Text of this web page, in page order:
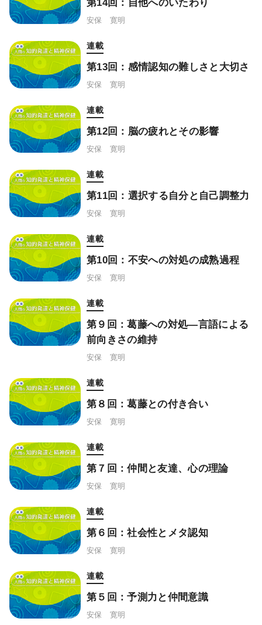
第14回：自他へのいたわり
安保 寛明
連載
第13回：感情認知の難しさと大切さ
安保 寛明
連載
第12回：脳の疲れとその影響
安保 寛明
連載
第11回：選択する自分と自己調整力
安保 寛明
連載
第10回：不安への対処の成熟過程
安保 寛明
連載
第９回：葛藤への対処―言語による
前向きさの維持
安保 寛明
連載
第８回：葛藤との付き合い
安保 寛明
連載
第７回：仲間と友達、心の理論
安保 寛明
連載
第６回：社会性とメタ認知
安保 寛明
連載
第５回：予測力と仲間意識
安保 寛明